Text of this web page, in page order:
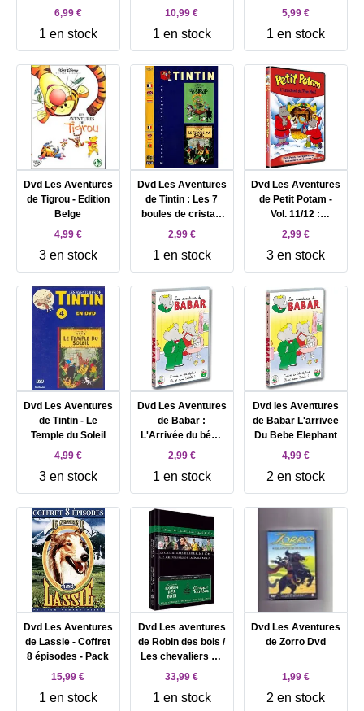
6,99 €
1 en stock
Chanson
10,99 €
1 en stock
5,99 €
1 en stock
Dvd Les Aventures
de Tigrou - Edition
Belge
4,99 €
3 en stock
Dvd Les Aventures
de Tintin : Les 7
boules de cristal /
Le Temple du soleil
2,99 €
1 en stock
Dvd Les Aventures
de Petit Potam -
Vol. 11/12 :
L'assistant du
2,99 €
3 en stock
Dvd Les Aventures
de Tintin - Le
Temple du Soleil
4,99 €
3 en stock
Dvd Les Aventures
de Babar :
L'Arrivée du bébé
éléphant / Où est
(+ 4 comptines)
2,99 €
1 en stock
Dvd les Aventures
de Babar L'arrivee
Du Bebe Elephant
4,99 €
2 en stock
Dvd Les Aventures
de Lassie - Coffret
8 épisodes - Pack
15,99 €
1 en stock
Dvd Les aventures
de Robin des bois /
Les chevaliers de
la table ronde
33,99 €
1 en stock
Dvd Les Aventures
de Zorro Dvd
1,99 €
2 en stock